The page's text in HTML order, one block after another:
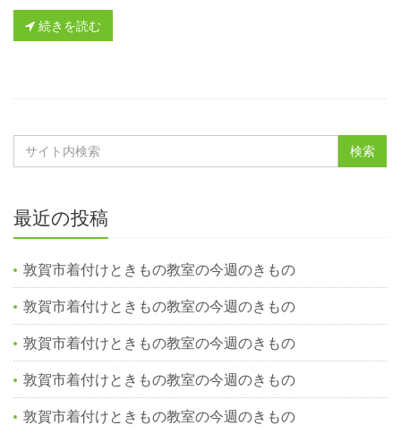
続きを読む
最近の投稿
敦賀市着付けときもの教室の今週のきもの
敦賀市着付けときもの教室の今週のきもの
敦賀市着付けときもの教室の今週のきもの
敦賀市着付けときもの教室の今週のきもの
敦賀市着付けときもの教室の今週のきもの